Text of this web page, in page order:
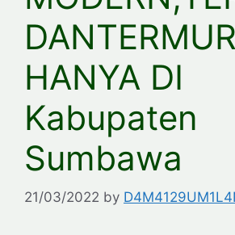
HANYA DI
Kabupaten
Sumbawa
21/03/2022 by